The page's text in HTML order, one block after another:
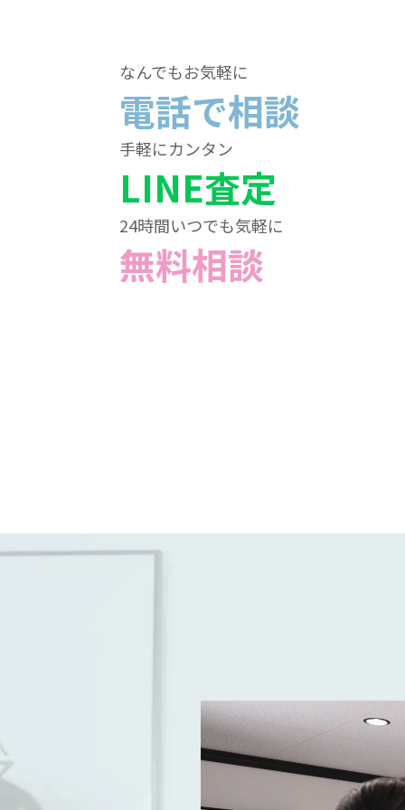
なんでもお気軽に
電話で相談
手軽にカンタン
LINE査定
24時間いつでも気軽に
無料相談